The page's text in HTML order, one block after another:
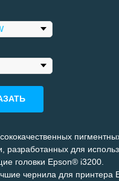
разработанных для
головки Epson® i3200.
чернила для принтера